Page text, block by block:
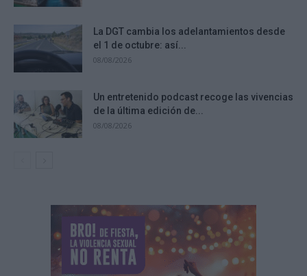
La DGT cambia los adelantamientos desde
el 1 de octubre: así...
08/08/2026
Un entretenido podcast recoge las vivencias
de la última edición de...
08/08/2026